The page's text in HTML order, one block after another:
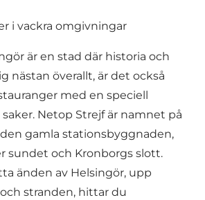
i vackra omgivningar
är en stad där historia och
nästan överallt, är det också
med en speciell
Netop Strejf är namnet på
gamla stationsbyggnaden,
sundet och Kronborgs slott.
änden av Helsingör, upp
stranden, hittar du